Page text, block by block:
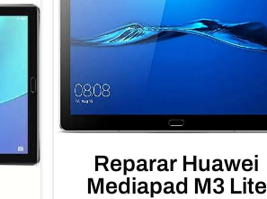
Reparar Huawei
Mediapad M3 Lite